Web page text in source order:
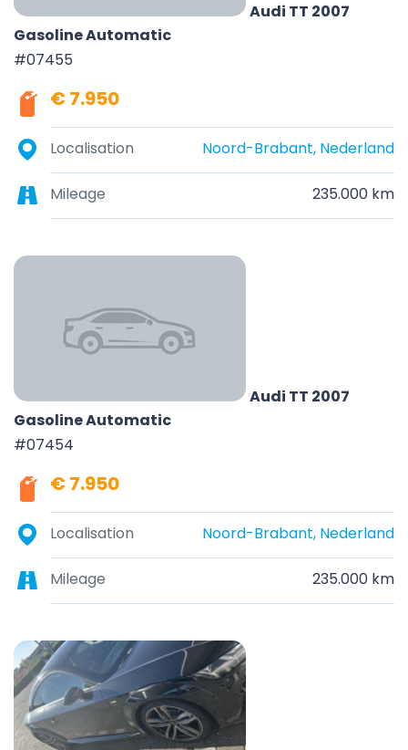
Audi TT 2007
Gasoline Automatic
#07455
€ 7.950
Localisation Noord-Brabant, Nederland
Mileage 235.000 km
Audi TT 2007
Gasoline Automatic
#07454
€ 7.950
Localisation Noord-Brabant, Nederland
Mileage 235.000 km